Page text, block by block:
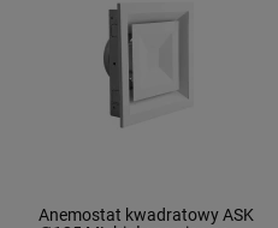
Anemostat kwadratowy ASK